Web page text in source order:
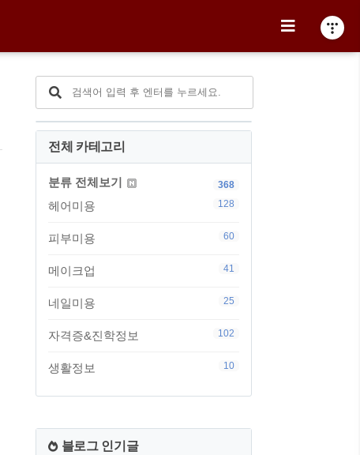
전체 카테고리
분류 전체보기 368
헤어미용 128
피부미용 60
메이크업 41
네일미용 25
자격증&진학정보 102
생활정보 10
블로그 인기글